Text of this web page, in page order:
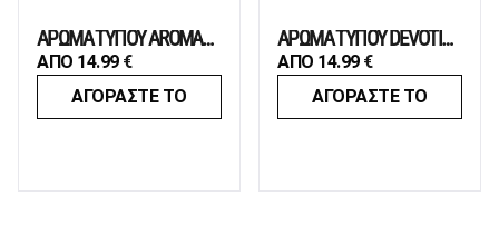
ΑΡΩΜΑ ΤΥΠΟΥ AROMATICS ELIXIR
ΑΠΟ 14.99 €
ΑΓΟΡΑΣΤΕ ΤΟ
ΑΡΩΜΑ ΤΥΠΟΥ DEVOTION
ΑΠΟ 14.99 €
ΑΓΟΡΑΣΤΕ ΤΟ